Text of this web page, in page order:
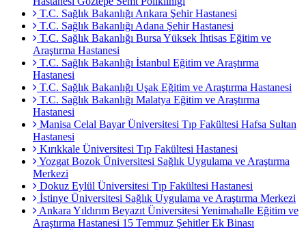
T.C. Sağlık Bakanlığı Ankara Şehir Hastanesi
T.C. Sağlık Bakanlığı Adana Şehir Hastanesi
T.C. Sağlık Bakanlığı Bursa Yüksek İhtisas Eğitim ve
Araştırma Hastanesi
T.C. Sağlık Bakanlığı İstanbul Eğitim ve Araştırma
Hastanesi
T.C. Sağlık Bakanlığı Uşak Eğitim ve Araştırma Hastanesi
T.C. Sağlık Bakanlığı Malatya Eğitim ve Araştırma
Hastanesi
Manisa Celal Bayar Üniversitesi Tıp Fakültesi Hafsa Sultan
Hastanesi
Kırıkkale Üniversitesi Tıp Fakültesi Hastanesi
Yozgat Bozok Üniversitesi Sağlık Uygulama ve Araştırma
Merkezi
Dokuz Eylül Üniversitesi Tıp Fakültesi Hastanesi
İstinye Üniversitesi Sağlık Uygulama ve Araştırma Merkezi
Ankara Yıldırım Beyazıt Üniversitesi Yenimahalle Eğitim ve
Araştırma Hastanesi 15 Temmuz Şehitler Ek Binası